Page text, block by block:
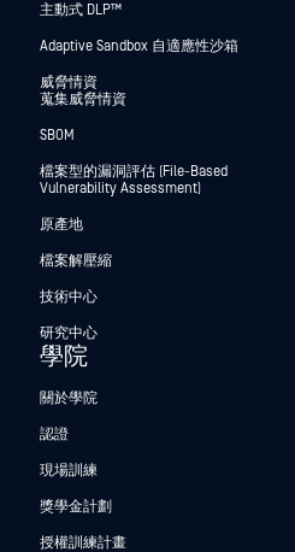
主動式 DLP™
Adaptive Sandbox 自適應性沙箱
威脅情資
蒐集威脅情資
SBOM
檔案型的漏洞評估 (File-Based
Vulnerability Assessment)
原產地
檔案解壓縮
技術中心
研究中心
學院
關於學院
認證
現場訓練
獎學金計劃
授權訓練計畫